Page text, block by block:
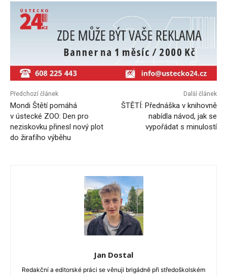
Předchozí článek
Mondi Štětí pomáhá
v ústecké ZOO: Den pro
neziskovku přinesl nový plot
do žirafího výběhu
Další článek
ŠTĚTÍ: Přednáška v knihovně
nabídla návod, jak se
vypořádat s minulostí
Jan Dostal
Redakční a editorské práci se věnuji brigádně při středoškolském